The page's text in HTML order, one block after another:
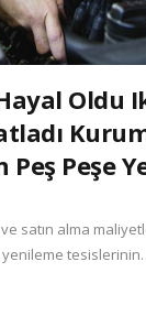
Oldu
Peş Peşe
ve satın alma